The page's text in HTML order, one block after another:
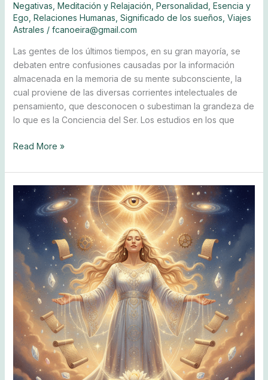
Negativas Meditación y Relajación Personalidad, Esencia y
Ego Relaciones Humanas Significado de los sueños Viajes
Astrales / fcanoeira@gmail.com
Las gentes de los últimos tiempos, en su gran mayoría, se
debaten entre confusiones causadas por la información
almacenada en la memoria de su mente subconsciente, la
cual proviene de las diversas corrientes intelectuales de
pensamiento, que desconocen o subestiman la grandeza de
lo que es la Conciencia del Ser. Los estudios en los que
Read More »
La
santa
predestinación